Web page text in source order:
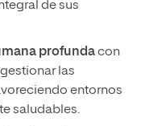
de sus
profundacon
las
entornos
saludables.